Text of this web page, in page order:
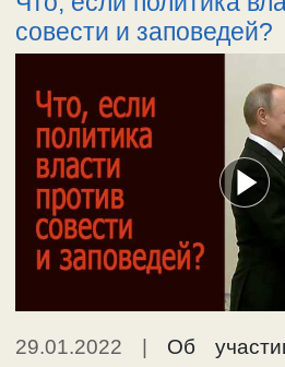
совести и заповедей?
29.01.2022
Об